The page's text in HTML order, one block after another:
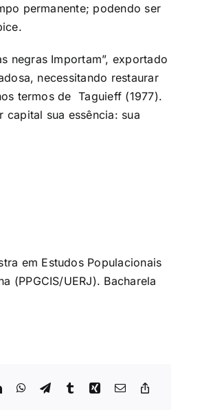
permanente; podendo ser
negras Importam”, exportado
necessitando restaurar
termos de Taguieff (1977).
sua essência: sua
em Estudos Populacionais
(PPGCIS/UERJ). Bacharela